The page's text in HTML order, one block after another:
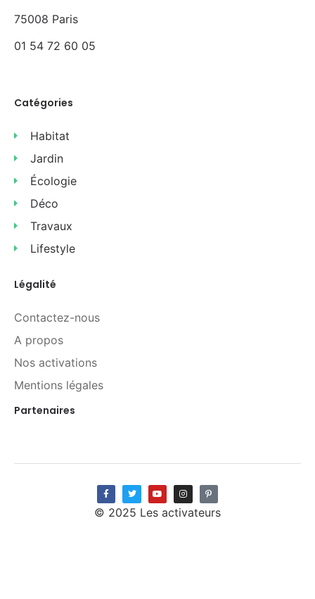
75008 Paris
01 54 72 60 05
Catégories
Habitat
Jardin
Écologie
Déco
Travaux
Lifestyle
Légalité
Contactez-nous
A propos
Nos activations
Mentions légales
Partenaires
© 2025 Les activateurs